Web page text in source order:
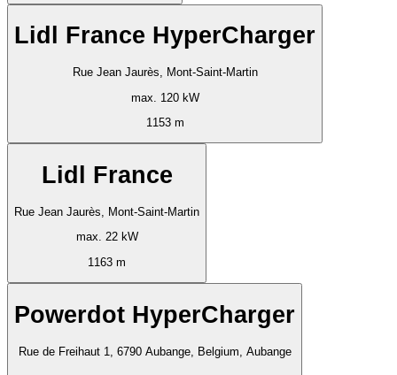
Lidl France HyperCharger
Rue Jean Jaurès, Mont-Saint-Martin
max. 120 kW
1153 m
Lidl France
Rue Jean Jaurès, Mont-Saint-Martin
max. 22 kW
1163 m
Powerdot HyperCharger
Rue de Freihaut 1, 6790 Aubange, Belgium, Aubange